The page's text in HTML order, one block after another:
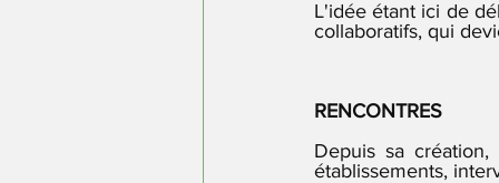
L'idée étant ici de
collaboratifs, qui
RENCONTRES
Depuis sa
établissements,